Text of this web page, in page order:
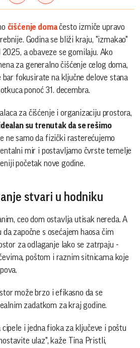
čišćenje domačesto izmiče upravo
Godina se bliži kraju, "izmakao"
a obaveze se gomilaju. Ako
za generalno čišćenje celog doma,
fokusirate na ključne delove stana
ponoć 31. decembra.
za čišćenje i organizaciju prostora,
su trenutak da se rešimo
ne samo da fizički rasterećujemo
mir i postavljamo čvrste temelje
početak nove godine.
stvari u hodniku
ceo dom ostavlja utisak nereda. A
započne s osećajem haosa čim
za odlaganje lako se zatrpaju -
poštom i raznim sitnicama koje
može brzo i efikasno da se
zadatkom za kraj godine.
i jedna fioka za ključeve i poštu
ulaz", kaže Tina Pristli,